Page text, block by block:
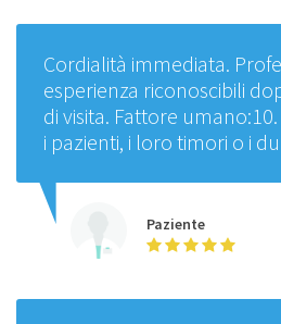
Cordialità immediata.
esperienza riconoscibili
di visita. Fattore
i pazienti, i loro timori o i
Paziente